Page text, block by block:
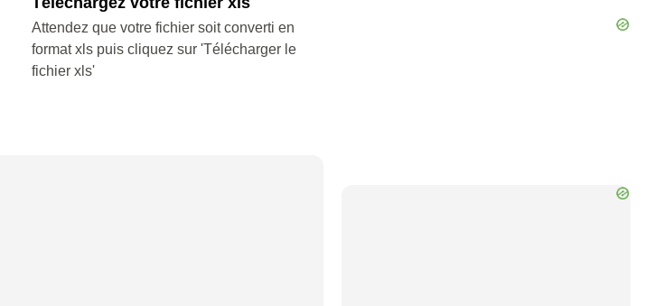
Attendez que votre fichier soit converti en
format xls puis cliquez sur 'Télécharger le
fichier xls'